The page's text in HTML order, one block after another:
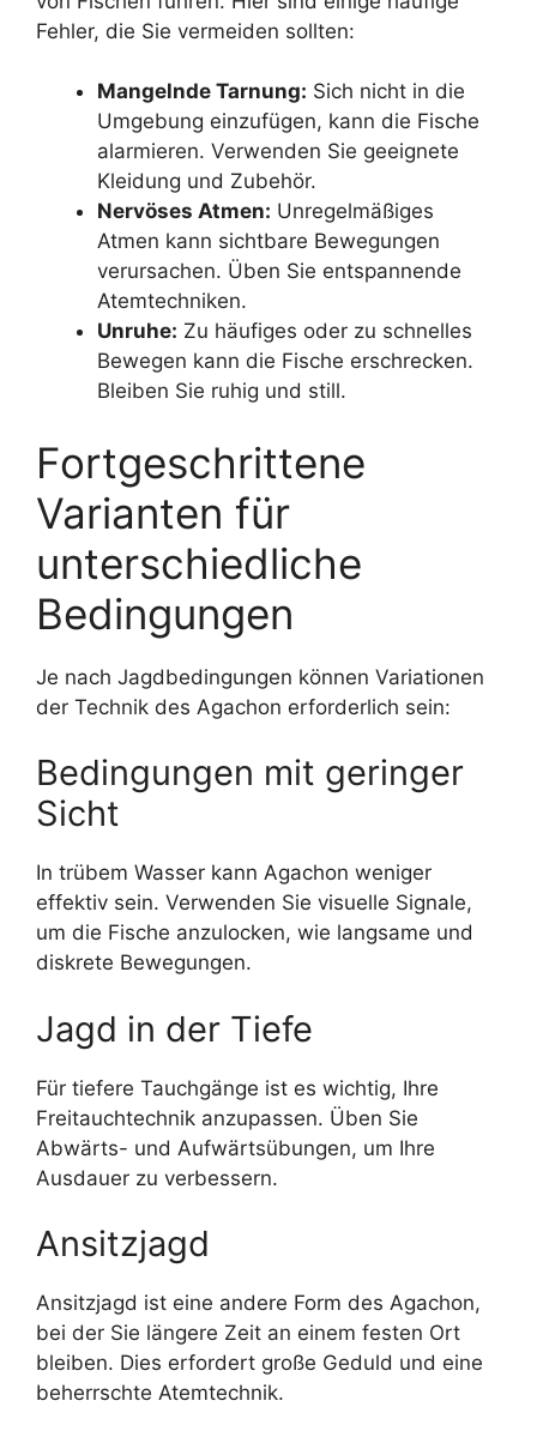
Fehler, die Sie vermeiden sollten:
Mangelnde Tarnung: Sich nicht in die
Umgebung einzufügen, kann die Fische
alarmieren. Verwenden Sie geeignete
Kleidung und Zubehör.
Nervöses Atmen: Unregelmäßiges
Atmen kann sichtbare Bewegungen
verursachen. Üben Sie entspannende
Atemtechniken.
Unruhe: Zu häufiges oder zu schnelles
Bewegen kann die Fische erschrecken.
Bleiben Sie ruhig und still.
Fortgeschrittene
Varianten für
unterschiedliche
Bedingungen
Je nach Jagdbedingungen können Variationen
der Technik des Agachon erforderlich sein:
Bedingungen mit geringer
Sicht
In trübem Wasser kann Agachon weniger
effektiv sein. Verwenden Sie visuelle Signale,
um die Fische anzulocken, wie langsame und
diskrete Bewegungen.
Jagd in der Tiefe
Für tiefere Tauchgänge ist es wichtig, Ihre
Freitauchtechnik anzupassen. Üben Sie
Abwärts- und Aufwärtsübungen, um Ihre
Ausdauer zu verbessern.
Ansitzjagd
Ansitzjagd ist eine andere Form des Agachon,
bei der Sie längere Zeit an einem festen Ort
bleiben. Dies erfordert große Geduld und eine
beherrschte Atemtechnik.